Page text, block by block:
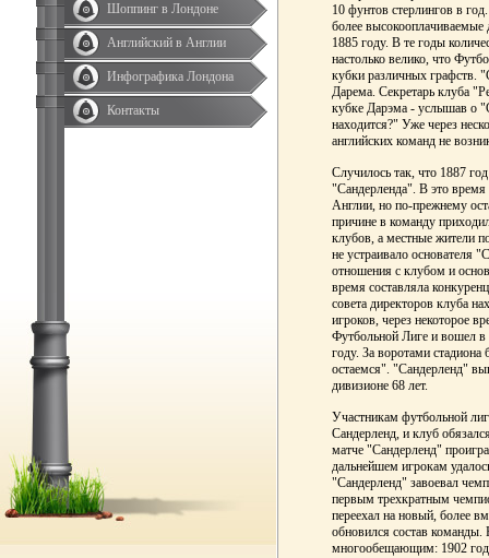
Шоппинг в Лондоне
Английский в Англии
Инфографика Лондона
Контакты
10 фунтов стерлингов в
более
1885 году. В те годы
настолько велико, что
кубки различных графств.
Дарема. Секретарь клуба
кубке Дарэма - услышав о
находится?" Уже через
английских команд не
Случилось так, что 1887
"Сандерленда". В это
Англии, но по-прежнему
причине в команду
клубов, а местные жители
не устраивало основателя
отношения с клубом и
время составляла
совета директоров клуба
игроков, через некоторое
Футбольной Лиге и вошел в
году. За воротами
остаемся". "Сандерленд"
дивизионе 68 лет.
Участникам футбольной
Сандерленд, и клуб
матче "Сандерленд"
дальнейшем игрокам
"Сандерленд" завоевал
первым трехкратным
переехал на новый, более
обновился состав команды.
многообещающим: 1902 год